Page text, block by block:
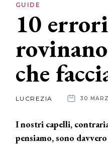
Lifestyle
News
News
aziende
GUIDE
10
che
LUCREZIA 30
I nostri capelli,
pensiamo, sono